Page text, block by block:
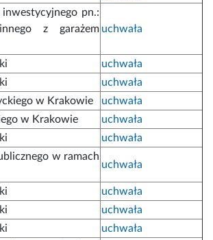
pn.:
z garażem uchwała
uchwała
uchwała
w Krakowie
uchwała
w Krakowie
uchwała
uchwała
w ramach
uchwała
uchwała
uchwała
uchwała